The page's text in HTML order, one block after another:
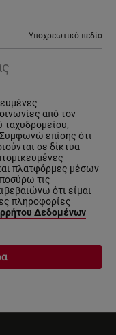
Υποχρεωτικό πεδίο
από τον
ταχυδρομείου,
επίσης ότι
σε δίκτυα
πλατφόρμες μέσων
τις
ότι είμαι
πληροφορίες
Δεδομένων